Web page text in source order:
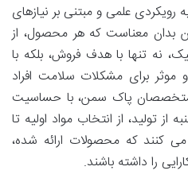
رویکردی علمی و مبتنی بر نیازهای
بدان معناست که هر محصول، از
نه تنها با هدف فروش، بلکه با
برای مشکلات سلامت افراد
پاک سمن، با حساسیت
تولید، از انتخاب مواد اولیه تا
کنند که محصولات ارائه شده،
را داشته باشند.